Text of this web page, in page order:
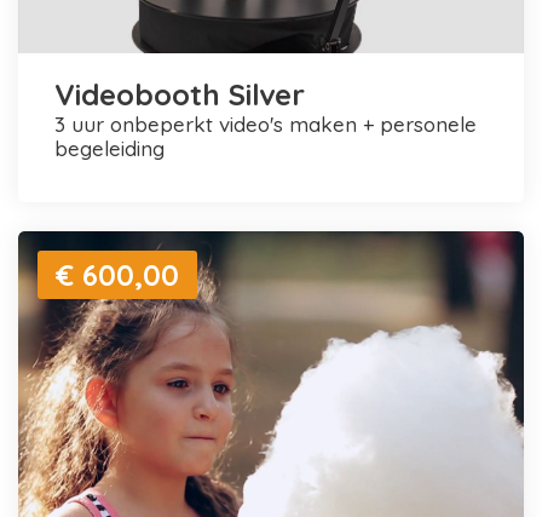
Videobooth Silver
3 uur onbeperkt video's maken + personele
begeleiding
€ 600,00